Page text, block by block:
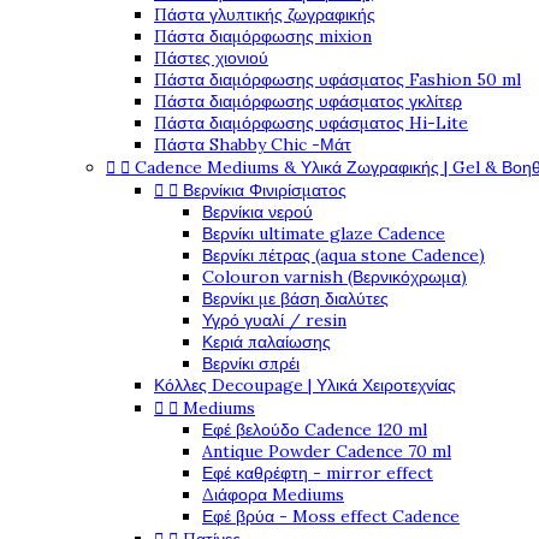
Πάστα γλυπτικής ζωγραφικής
Πάστα διαμόρφωσης mixion
Πάστες χιονιού
Πάστα διαμόρφωσης υφάσματος Fashion 50 ml
Πάστα διαμόρφωσης υφάσματος γκλίτερ
Πάστα διαμόρφωσης υφάσματος Hi-Lite
Πάστα Shabby Chic -Μάτ
  Cadence Mediums & Υλικά Ζωγραφικής | Gel &
  Βερνίκια Φινιρίσματος
Βερνίκια νερού
Βερνίκι ultimate glaze Cadence
Βερνίκι πέτρας (aqua stone Cadence)
Colouron varnish (Βερνικόχρωμα)
Βερνίκι με βάση διαλύτες
Υγρό γυαλί / resin
Κεριά παλαίωσης
Βερνίκι σπρέι
Κόλλες Decoupage | Υλικά Χειροτεχνίας
  Mediums
Εφέ βελούδο Cadence 120 ml
Antique Powder Cadence 70 ml
Εφέ καθρέφτη - mirror effect
Διάφορα Mediums
Εφέ βρύα - Moss effect Cadence